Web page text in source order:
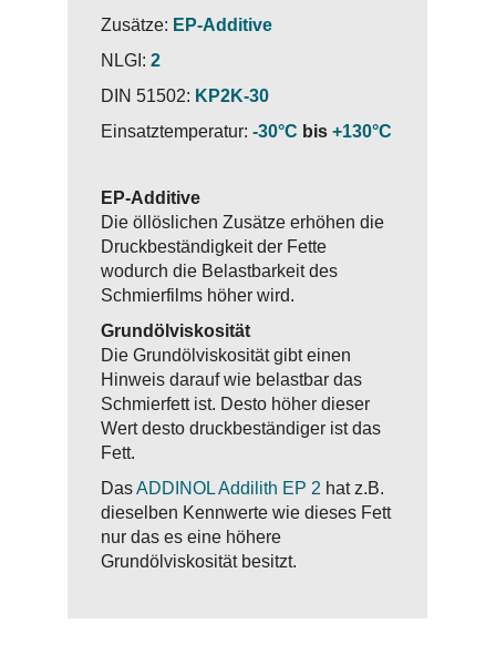
Zusätze: EP-Additive
NLGI: 2
DIN 51502: KP2K-30
Einsatztemperatur: -30°C bis +130°C
EP-Additive
Die öllöslichen Zusätze erhöhen die
Druckbeständigkeit der Fette
wodurch die Belastbarkeit des
Schmierfilms höher wird.
Grundölviskosität
Die Grundölviskosität gibt einen
Hinweis darauf wie belastbar das
Schmierfett ist. Desto höher dieser
Wert desto druckbeständiger ist das
Fett.
DasADDINOL Addilith EP 2 hat z.B.
dieselben Kennwerte wie dieses Fett
nur das es eine höhere
Grundölviskosität besitzt.